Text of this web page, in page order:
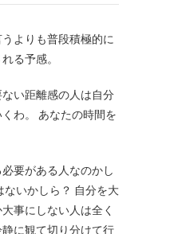
よりも普段積極的に
る予感。
い距離感の人は自分
わ。 あなたの時間を
要がある人なのかし
ないかしら？ 自分を大
事にしない人は全く
に観て切り分けて行